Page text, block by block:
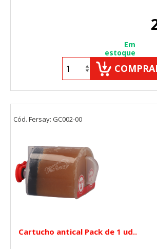
Em
estoque
Cartucho antical Pack de 1 ud..
Cód. Fersay: GC002-00
"Configuración de cookies" al pie de la página.